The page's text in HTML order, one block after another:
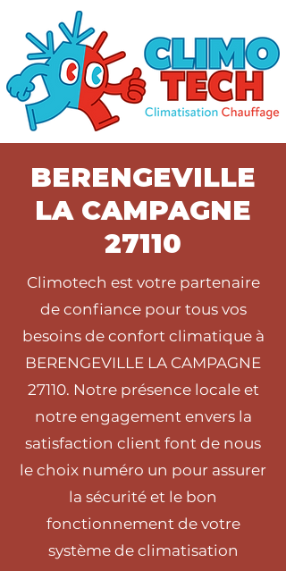
BERENGEVILLE
LA CAMPAGNE
27110
Climotech est votre partenaire
de confiance pour tous vos
besoins de confort climatique à
BERENGEVILLE LA CAMPAGNE
27110. Notre présence locale et
notre engagement envers la
satisfaction client font de nous
le choix numéro un pour assurer
la sécurité et le bon
fonctionnement de votre
système de climatisation